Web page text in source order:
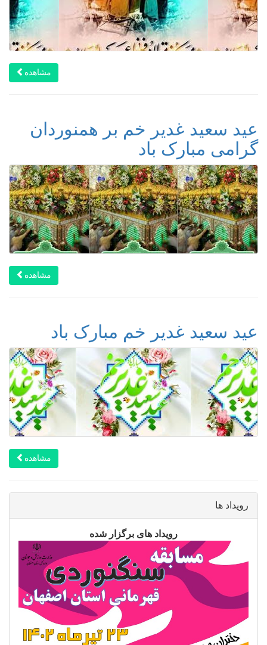
مشاهده
عید سعید غدیر خم بر همنوردان
گرامی مبارک باد
مشاهده
عید سعید غدیر خم مبارک باد
مشاهده
رویداد ها
رویداد های برگزار شده